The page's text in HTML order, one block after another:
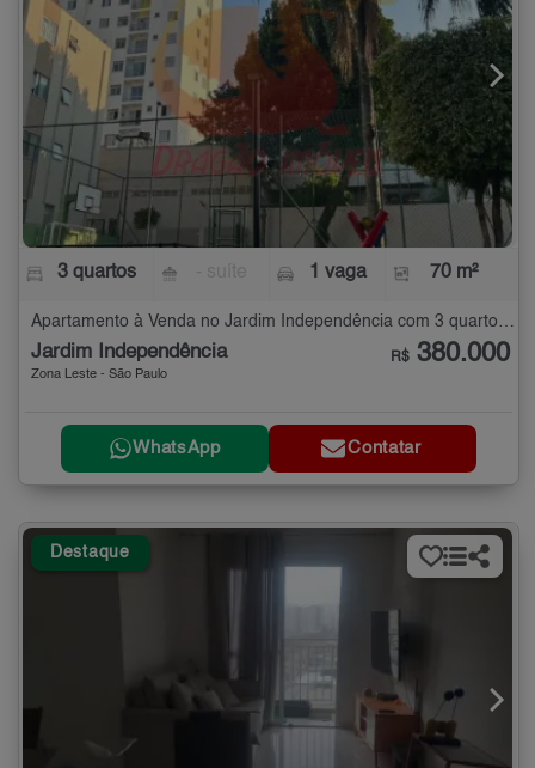
3 quartos 1 vaga 70 m²
Jardim Independência
Zona Leste - São Paulo
R$ 380.000
WhatsApp Contatar
Destaque